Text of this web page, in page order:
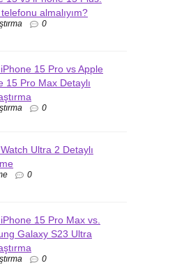
almalıyım?
0
15 Pro vs Apple
15 Pro Max Detaylı
0
Ultra 2 Detaylı
0
15 Pro Max vs.
Galaxy S23 Ultra
0